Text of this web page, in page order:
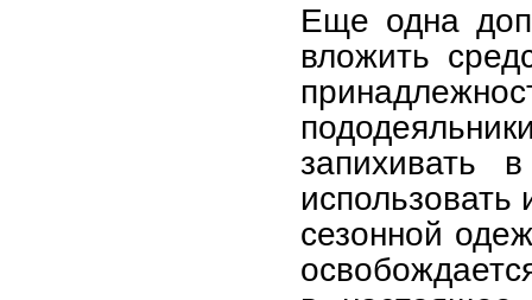
Еще одна
вложить
запихивать
сезонной